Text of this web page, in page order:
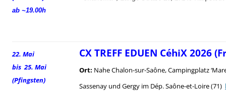
ab ~19.00h
22. Mai
bis 25. Mai
(Pfingsten)
CX TREFF EDUEN CéhiX 2026
Ort: Nahe Chalon-sur-Saône, Campingplatz
Sassenay und Gergy im Dép. Saône-et-Loire (71)